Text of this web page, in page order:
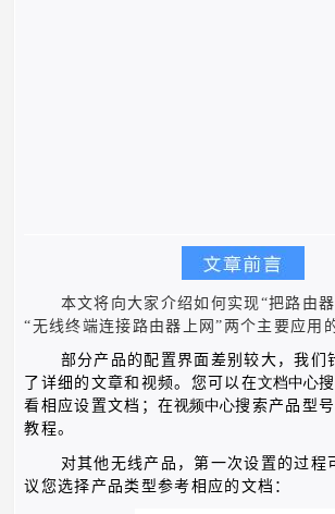
本文将向大家介绍如何实现“把路由
“无线终端连接路由器上网”两个主要应用
部分产品的配置界面差别较大，我们
了详细的文章和视频。您可以在文档中心
看相应设置文档；在视频中心搜索产品型
教程。
对其他无线产品，第一次设置的过程
议您选择产品类型参考相应的文档：